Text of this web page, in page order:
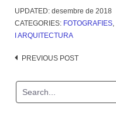
UPDATED: desembre de 2018
CATEGORIES: FOTOGRAFIES,
I ARQUITECTURA
Post
PREVIOUS POST